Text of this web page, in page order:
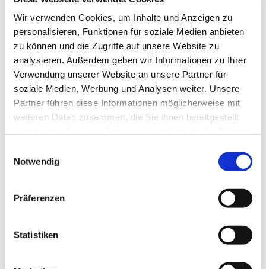
Wir verwenden Cookies, um Inhalte und Anzeigen zu
personalisieren, Funktionen für soziale Medien anbieten
zu können und die Zugriffe auf unsere Website zu
analysieren. Außerdem geben wir Informationen zu Ihrer
Verwendung unserer Website an unsere Partner für
soziale Medien, Werbung und Analysen weiter. Unsere
Partner führen diese Informationen möglicherweise mit
weiteren Daten zusammen, die Sie ihnen bereitgestellt
Notwendig
Präferenzen
Statistiken
Dies könnte Sie auch
interessieren